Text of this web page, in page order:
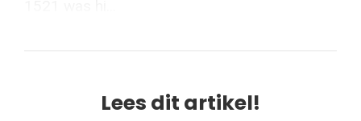
Lees dit artikel!